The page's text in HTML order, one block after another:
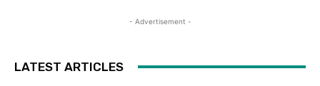
- Advertisement -
LATEST ARTICLES